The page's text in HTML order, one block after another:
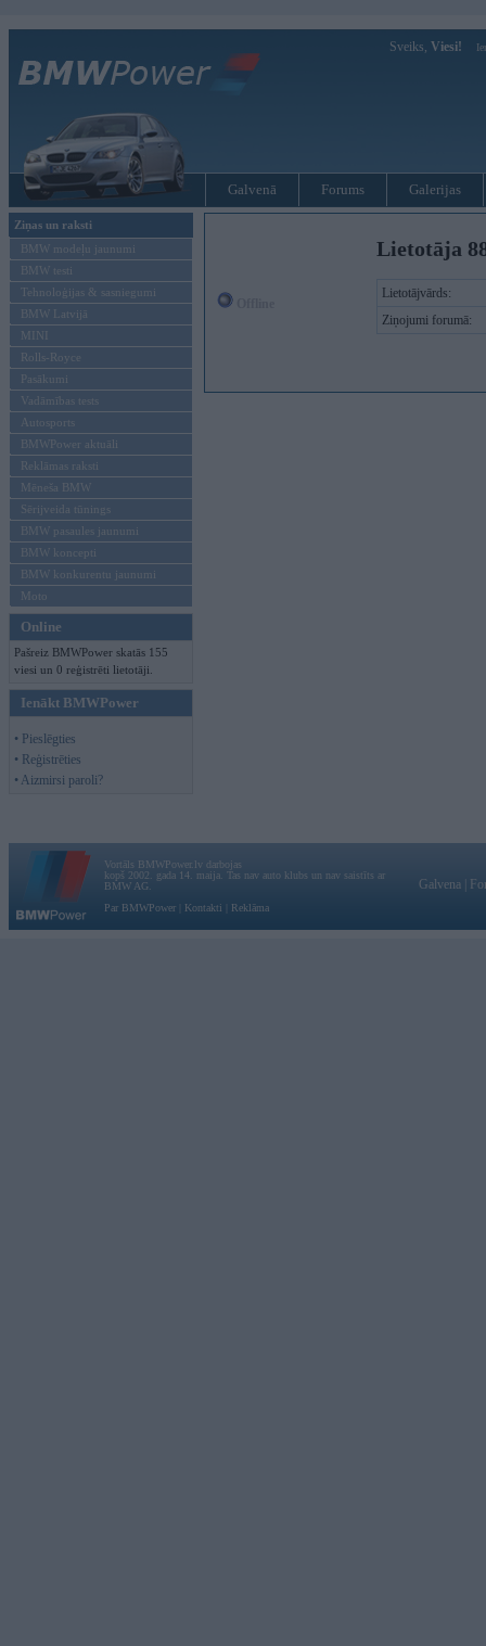
Sveiks, Viesi!
Galvenā Forums Galerijas
Ziņas un raksti
BMW modeļu jaunumi
BMW testi
Tehnoloģijas & sasniegumi
BMW Latvijā
MINI
Rolls-Royce
Pasākumi
Vadāmības tests
Autosports
BMWPower aktuāli
Reklāmas raksti
Mēneša BMW
Sērijveida tūnings
BMW pasaules jaunumi
BMW koncepti
BMW konkurentu jaunumi
Moto
Online
Pašreiz BMWPower skatās 155
viesi un 0 reģistrēti lietotāji.
Ienākt BMWPower
• Pieslēgties
• Reģistrēties
• Aizmirsi paroli?
Lietotāja
Lietotājvārds:
Ziņojumi forumā:
Vortāls BMWPower.lv darbojas
kopš 2002. gada 14. maija. Tas nav auto klubs un nav saistīts ar
BMW AG.
Par BMWPower
Kontakti Reklāma
Galvena